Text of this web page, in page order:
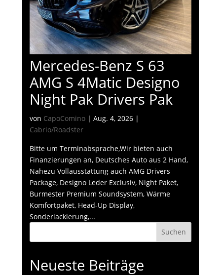
Mercedes-Benz S 63
AMG S 4Matic Designo
Night Pak Drivers Pak
von CapoComino| Aug. 4, 2026|
Cabrio/Roadster
Bitte um Terminabsprache,Wir bieten auch
Finanzierungen an, Deutsches Auto aus 2 Hand,
Nahezu Vollausstattung auch AMG Drivers
Package, Designo Leder Exclusiv, Night Paket,
Burmester Premium Soundsystem, Wärme
Komfortpaket, Head-Up Display,
Sonderlackierung,...
Suchen
Neueste Beiträge